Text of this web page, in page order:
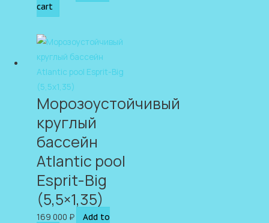
cart
Морозоустойчивый
круглый
бассейн
Atlantic pool
Esprit-Big
(5,5×1,35)
169 000 ₽
Add to